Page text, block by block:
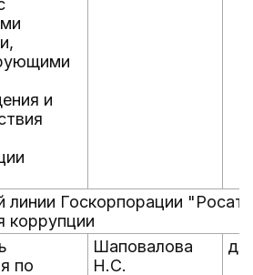
и
линии Госкорпорации
коррупции
по
Шаповалова
Н.С.
до